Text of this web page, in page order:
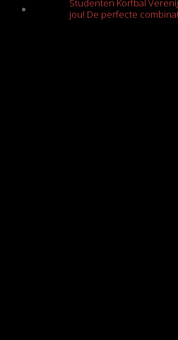
Studenten Korfbal
jou! De perfecte